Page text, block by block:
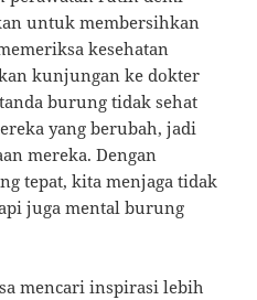
untuk membersihkan
kesehatan
kunjungan ke dokter
burung tidak sehat
yang berubah, jadi
mereka. Dengan
tepat, kita menjaga tidak
juga mental burung
mencari inspirasi lebih